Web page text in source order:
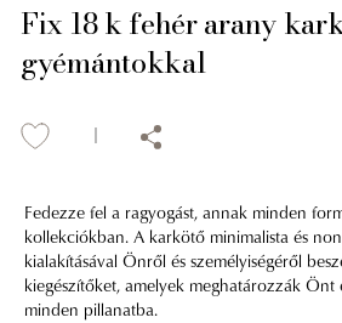
Fix 18 k fehér arany
gyémántokkal
Fedezze fel a ragyogást, annak minden
kollekciókban. A karkötő minimalista és
kialakításával Önről és személyiségéről
kiegészítőket, amelyek meghatározzák Önt
minden pillanatba.